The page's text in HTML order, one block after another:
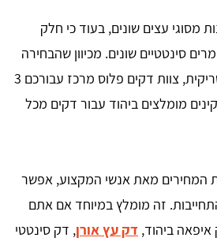
מסוגי עצים שונים, בעוד כי חלק
סינטטיים שונים. מכיוון שהבחירה
בדק הנכון יכולה להיות טריקית, צוות דקים פלוס מרכז עבורכם 3
מומלצים ביהוד עבור דקים מכל
המחירים מאת אנשי המקצוע, אפשר
זה מומלץ במיוחד אם אתם
ביהוד, דק עץ אורן, דק סינטטי